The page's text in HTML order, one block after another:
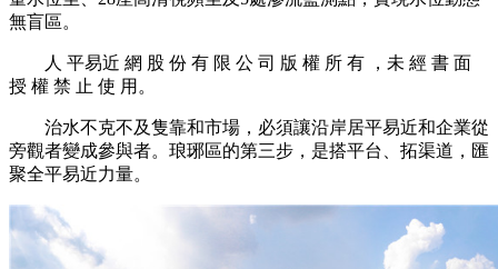
無盲區。
人 平易近 網 股 份 有 限 公 司 版 權 所 有 ，未 經 書 面
授 權 禁 止 使 用。
治水不克不及隻靠和市場，必須讓沿岸居平易近和企業從
旁觀者變成參與者。琅琊區的第三步，是搭平台、拓渠道，匯
聚全平易近力量。